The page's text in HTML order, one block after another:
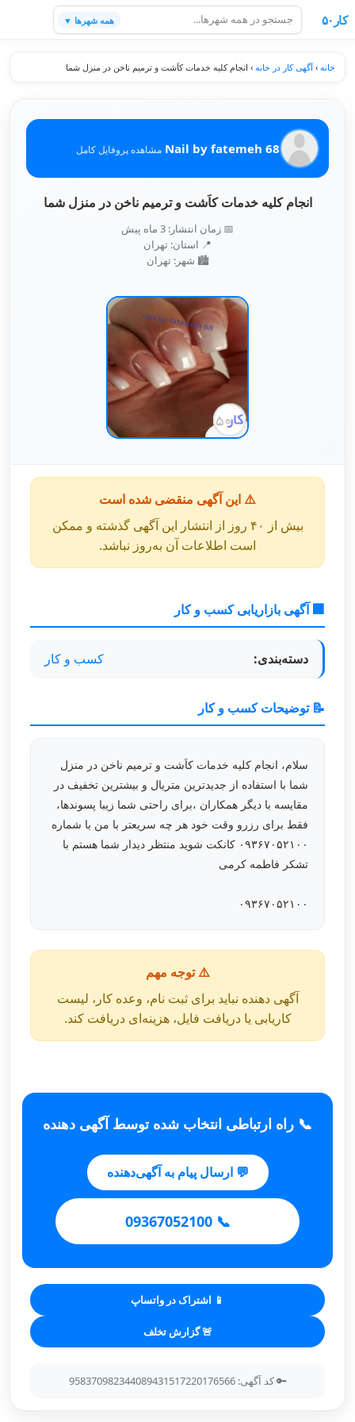
کار۵۰ همه شهرها ▼
خانه ›آگهی کار در خانه › انجام کلیه خدمات کاَشت و ترمیم ناخن در منزل شما
Nail by fatemeh 68 مشاهده پروفایل کامل
انجام کلیه خدمات کاَشت و ترمیم ناخن در منزل شما
📅 زمان انتشار: 3 ماه پیش
📍 استان: تهران
🏙️ شهر: تهران
⚠️ این آگهی منقضی شده است
بیش از ۴۰ روز از انتشار این آگهی گذشته و ممکن
است اطلاعات آن به‌روز نباشد.
🏢 آگهی بازاریابی کسب و کار
دسته‌بندی: کسب و کار
📝 توضیحات کسب و کار
سلام، انجام کلیه خدمات کاَشت و ترمیم ناخن در منزل
شما با استفاده از جدیدترین متریال و بیشترین تخفیف در
مقایسه با دیگر همکاران ،برای راحتی شما زیبا پسوندها،
فقط برای رزرو وقت خود هر چه سریعتر با من با شماره
۰۹۳۶۷۰۵۲۱۰۰ کانکت شوید منتظر دیدار شما هستم با
تشکر فاطمه کرمی
۰۹۳۶۷۰۵۲۱۰۰
⚠️ توجه مهم
آگهی دهنده نباید برای ثبت نام، وعده کار، لیست
کاریابی یا دریافت فایل، هزینه‌ای دریافت کند.
📞 راه ارتباطی انتخاب شده توسط آگهی دهنده
💬 ارسال پیام به آگهی‌دهنده
📞 09367052100
📱 اشتراک در واتساپ
🚨 گزارش تخلف
🔑 کد آگهی: 958370982344089431517220176566